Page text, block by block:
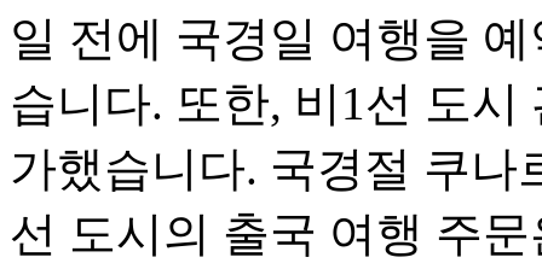
일 전에 국경일 여행을
습니다. 또한, 비1선 도
가했습니다. 국경절 쿠나
선 도시의 출국 여행 주